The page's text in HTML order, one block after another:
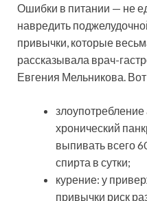
Ошибки в питании — не
навредить
привычки, которые
рассказывала врач-
Евгения Мельникова.
хронический
выпивать всего
спирта в сутки;
курение: у
привычки риск